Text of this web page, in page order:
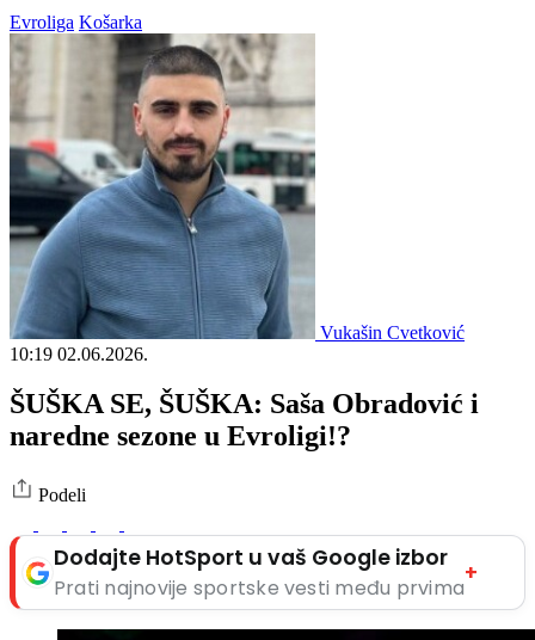
Evroliga Košarka
Vukašin Cvetković
10:19 02.06.2026.
ŠUŠKA SE, ŠUŠKA: Saša Obradović i
naredne sezone u Evroligi!?
Podeli
Dodajte HotSport u vaš Google izbor
Prati najnovije sportske vesti među prvima
+